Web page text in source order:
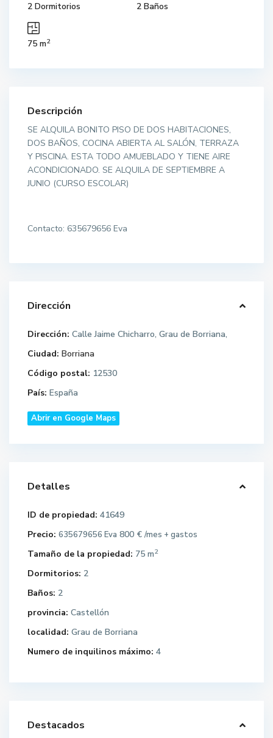
2 Dormitorios 2 Baños
75 m2
Descripción
SE ALQUILA BONITO PISO DE DOS HABITACIONES,
DOS BAÑOS, COCINA ABIERTA AL SALÓN, TERRAZA
Y PISCINA. ESTA TODO AMUEBLADO Y TIENE AIRE
ACONDICIONADO. SE ALQUILA DE SEPTIEMBRE A
JUNIO (CURSO ESCOLAR)
Contacto: 635679656 Eva
Dirección
Dirección: Calle Jaime Chicharro, Grau de Borriana,
Ciudad: Borriana
Código postal: 12530
País: España
Abrir en Google Maps
Detalles
ID de propiedad: 41649
Precio: 635679656 Eva 800 € /mes + gastos
Tamaño de la propiedad: 75 m2
Dormitorios: 2
Baños: 2
provincia: Castellón
localidad: Grau de Borriana
Numero de inquilinos máximo: 4
Destacados